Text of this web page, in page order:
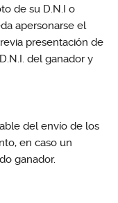
de su D.N.I o
apersonarse el
presentación de
del ganador y
del envío de los
en caso un
ganador.